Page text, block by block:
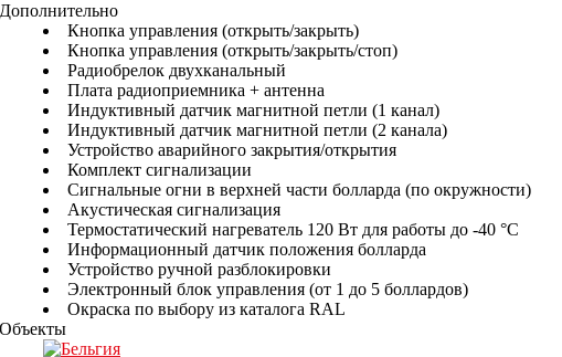
Дополнительно
Кнопка управления (открыть/закрыть)
Кнопка управления (открыть/закрыть/стоп)
Радиобрелок двухканальный
Плата радиоприемника + антенна
Индуктивный датчик магнитной петли (1 канал)
Индуктивный датчик магнитной петли (2 канала)
Устройство аварийного закрытия/открытия
Комплект сигнализации
Сигнальные огни в верхней части болларда (по окружности)
Акустическая сигнализация
Термостатический нагреватель 120 Вт для работы до -40 °C
Информационный датчик положения болларда
Устройство ручной разблокировки
Электронный блок управления (от 1 до 5 боллардов)
Окраска по выбору из каталога RAL
Объекты